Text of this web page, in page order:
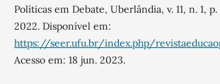
Políticas em Debate, Uberlândia, v. 11, n. 1,
2022. Disponível em:
https://seer.ufu.br/index.php/
Acesso em: 18 jun. 2023.